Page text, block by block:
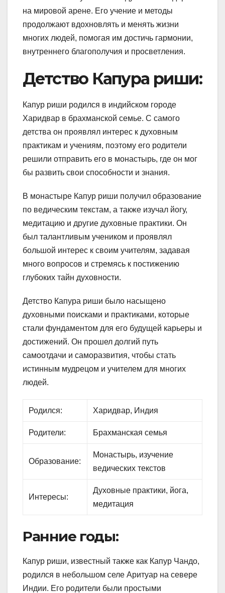
на мировой арене. Его учение и методы
продолжают вдохновлять и менять жизни
многих людей, помогая им достичь гармонии,
внутреннего благополучия и просветления.
Детство Капура риши:
Капур риши родился в индийском городе
Харидвар в брахманской семье. С самого
детства он проявлял интерес к духовным
практикам и учениям, поэтому его родители
решили отправить его в монастырь, где он мог
бы развить свои способности и знания.
В монастыре Капур риши получил образование
по ведическим текстам, а также изучал йогу,
медитацию и другие духовные практики. Он
был талантливым учеником и проявлял
большой интерес к своим учителям, задавая
много вопросов и стремясь к постижению
глубоких тайн духовности.
Детство Капура риши было насыщено
духовными поисками и практиками, которые
стали фундаментом для его будущей карьеры и
достижений. Он прошел долгий путь
самоотдачи и саморазвития, чтобы стать
истинным мудрецом и учителем для многих
людей.
Родился: Харидвар, Индия
Родители: Брахманская семья
Образование:
Монастырь, изучение
ведических текстов
Интересы:
Духовные практики, йога,
медитация
Ранние годы:
Капур риши, известный также как Капур Чандо,
родился в небольшом селе Аритуар на севере
Индии. Его родители были простыми